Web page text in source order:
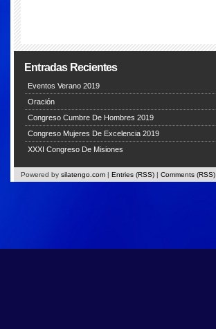
Entradas Recientes
Eventos Verano 2019
Oración
Congreso Cumbre De Hombres 2019
Congreso Mujeres De Excelencia 2019
XXXI Congreso De Misiones
Powered by silatengo.com | Entries (RSS) | Comments (RSS)